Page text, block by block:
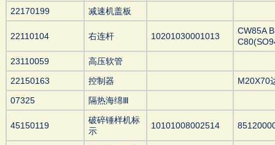
22170199
减速机盖板
22110104 右连杆 10201030001013
CW85A
23110059
高压软管
22150163
控制器
M20X70
07325
隔热海绵Ⅲ
45150119
破碎锤样机标
示
10101008002514